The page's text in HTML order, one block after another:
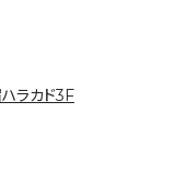
ラカド3F